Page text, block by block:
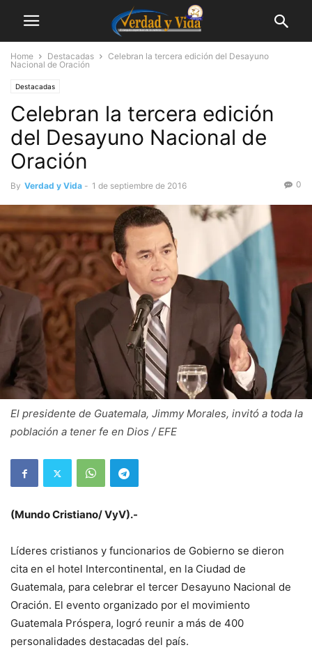
Home Destacadas
Celebran la tercera edición del Desayuno
Nacional de Oración
Destacadas
Celebran la tercera edición
del Desayuno Nacional de
Oración
By Verdad y Vida - 1 de septiembre de 2016 0
El presidente de Guatemala, Jimmy Morales, invitó a toda la
población a tener fe en Dios / EFE
(Mundo Cristiano/ VyV).-
Líderes cristianos y funcionarios de Gobierno se dieron
cita en el hotel Intercontinental, en la Ciudad de
Guatemala, para celebrar el tercer Desayuno Nacional de
Oración. El evento organizado por el movimiento
Guatemala Próspera, logró reunir a más de 400
personalidades destacadas del país.